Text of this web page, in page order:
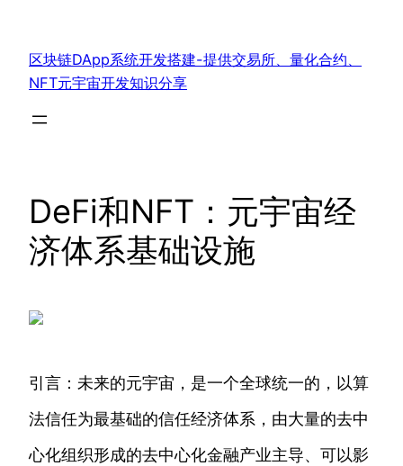
区块链DApp系统开发搭建-提供交易所、量化合约、
NFT元宇宙开发知识分享
DeFi和NFT：元宇宙经
济体系基础设施
引言：未来的元宇宙，是一个全球统一的，以算
法信任为最基础的信任经济体系，由大量的去中
心化组织形成的去中心化金融产业主导、可以影